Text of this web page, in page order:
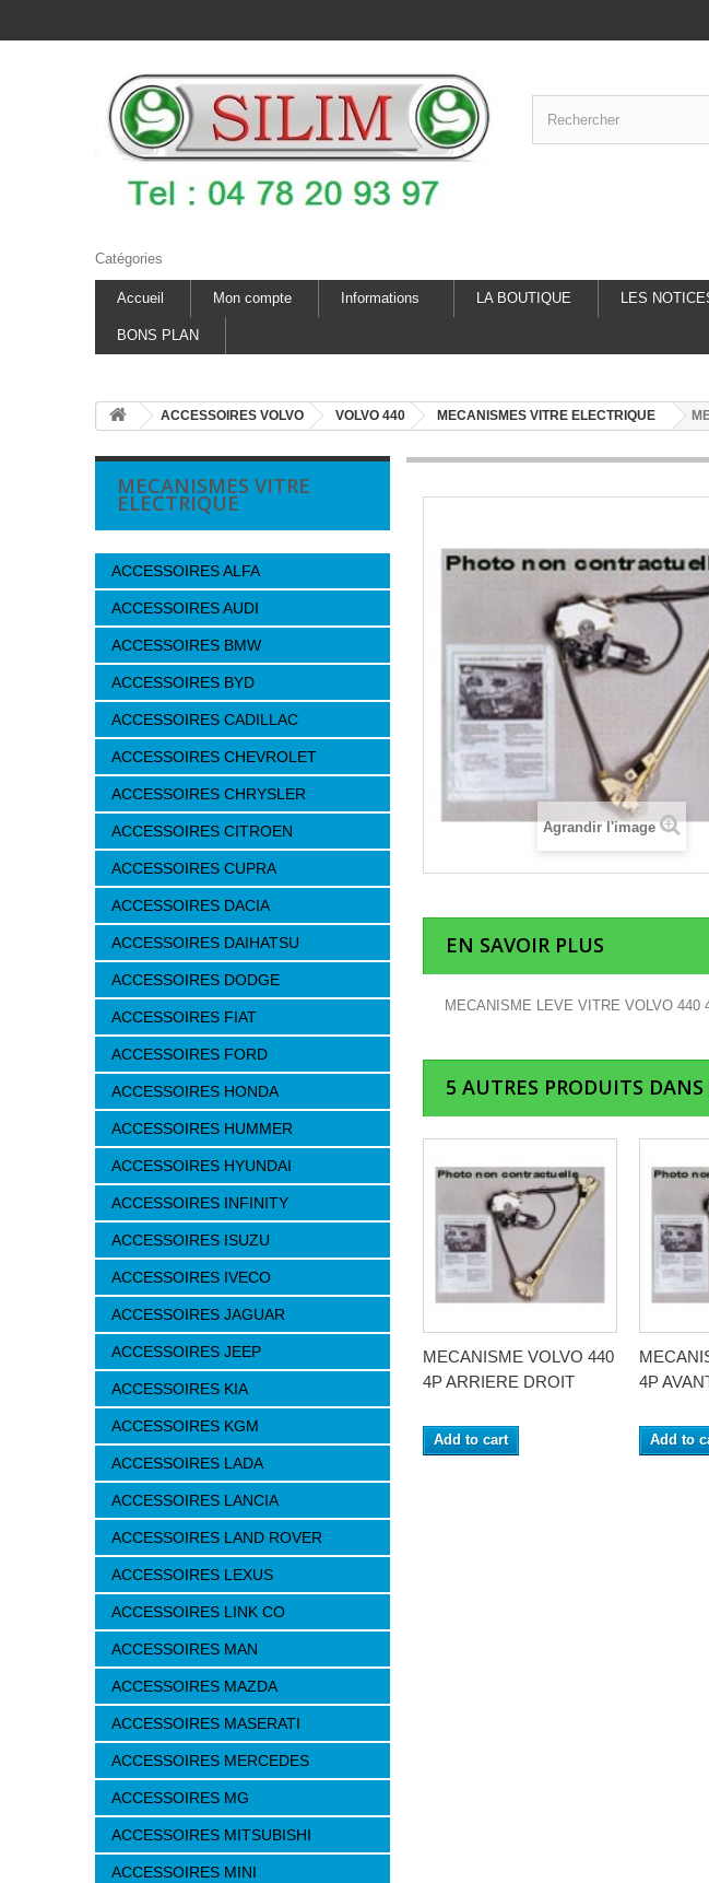
Catégories
Accueil Mon compte Informations LA BOUTIQUE LES
BONS PLAN
ACCESSOIRES VOLVO VOLVO 440 MECANISMES VITRE ELECTRIQUE
MECANISMES VITRE
ELECTRIQUE
ACCESSOIRES ALFA
ACCESSOIRES AUDI
ACCESSOIRES BMW
ACCESSOIRES BYD
ACCESSOIRES CADILLAC
ACCESSOIRES CHEVROLET
ACCESSOIRES CHRYSLER
ACCESSOIRES CITROEN
ACCESSOIRES CUPRA
ACCESSOIRES DACIA
ACCESSOIRES DAIHATSU
ACCESSOIRES DODGE
ACCESSOIRES FIAT
ACCESSOIRES FORD
ACCESSOIRES HONDA
ACCESSOIRES HUMMER
ACCESSOIRES HYUNDAI
ACCESSOIRES INFINITY
ACCESSOIRES ISUZU
ACCESSOIRES IVECO
ACCESSOIRES JAGUAR
ACCESSOIRES JEEP
ACCESSOIRES KIA
ACCESSOIRES KGM
ACCESSOIRES LADA
ACCESSOIRES LANCIA
ACCESSOIRES LAND ROVER
ACCESSOIRES LEXUS
ACCESSOIRES LINK CO
ACCESSOIRES MAN
ACCESSOIRES MAZDA
ACCESSOIRES MASERATI
ACCESSOIRES MERCEDES
ACCESSOIRES MG
ACCESSOIRES MITSUBISHI
ACCESSOIRES MINI
Agrandir l'image
EN SAVOIR PLUS
MECANISME LEVE VITRE VOLVO 440
5 AUTRES PRODUITS
MECANISME VOLVO 440
4P ARRIERE DROIT
Add to cart
4P
Add to